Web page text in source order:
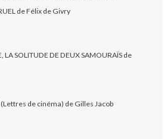
de Félix de Givry
LA SOLITUDE DE DEUX SAMOURAÏS de
(Lettres de cinéma) de Gilles Jacob